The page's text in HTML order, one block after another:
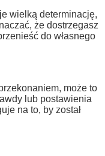
wielką determinację,
że dostrzegasz
do własnego
może to
lub postawienia
na to, by został